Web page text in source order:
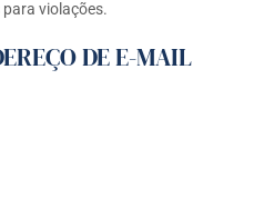
para violações.
DE E-MAIL